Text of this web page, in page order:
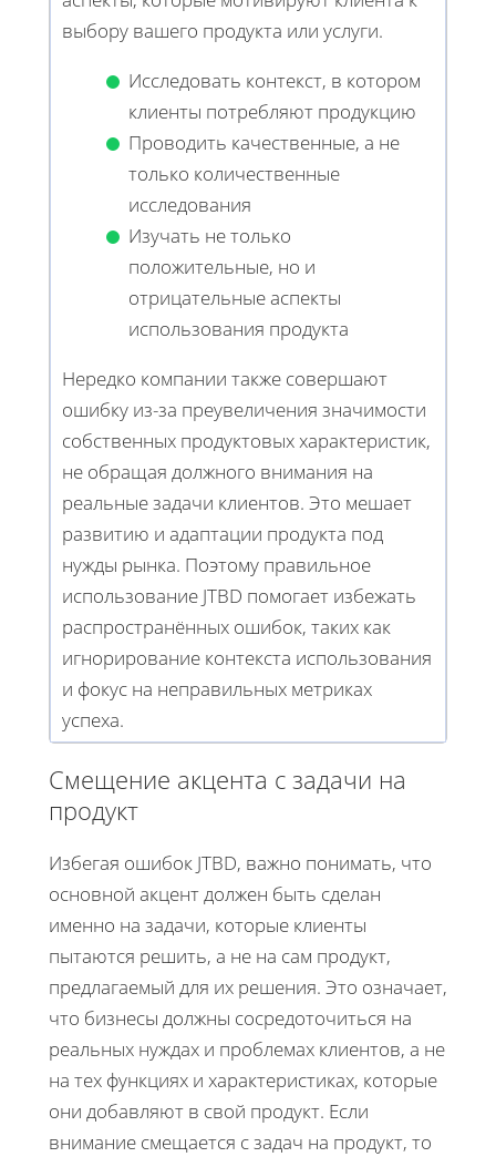
выбору вашего продукта или услуги.
Исследовать контекст, в котором
клиенты потребляют продукцию
Проводить качественные, а не
только количественные
исследования
Изучать не только
положительные, но и
отрицательные аспекты
использования продукта
Нередко компании также совершают
ошибку из-за преувеличения значимости
собственных продуктовых характеристик,
не обращая должного внимания на
реальные задачи клиентов. Это мешает
развитию и адаптации продукта под
нужды рынка. Поэтому правильное
использование JTBD помогает избежать
распространённых ошибок, таких как
игнорирование контекста использования
и фокус на неправильных метриках
успеха.
Смещение акцента с задачи на
продукт
Избегая ошибок JTBD, важно понимать, что
основной акцент должен быть сделан
именно на задачи, которые клиенты
пытаются решить, а не на сам продукт,
предлагаемый для их решения. Это означает,
что бизнесы должны сосредоточиться на
реальных нуждах и проблемах клиентов, а не
на тех функциях и характеристиках, которые
они добавляют в свой продукт. Если
внимание смещается с задач на продукт, то